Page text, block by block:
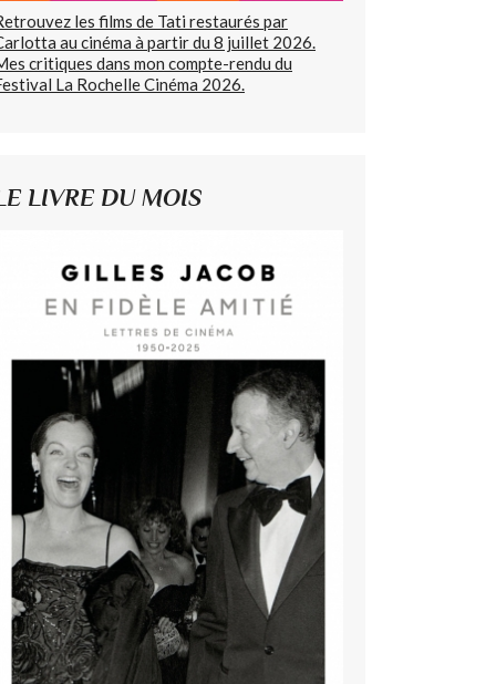
les films de Tati restaurés par
au cinéma à partir du 8 juillet 2026.
critiques dans mon compte-rendu du
La Rochelle Cinéma 2026.
LIVRE DU MOIS